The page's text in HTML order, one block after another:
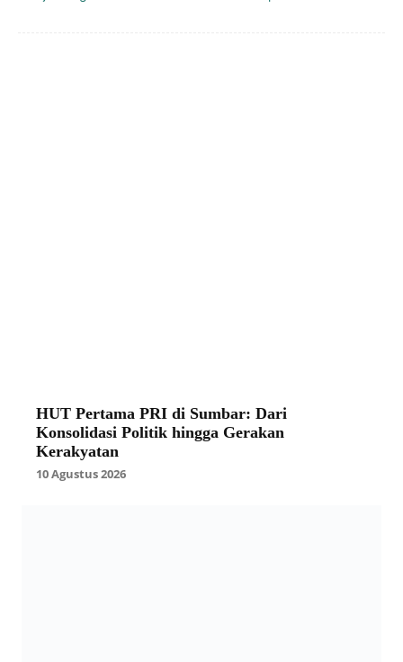
HUT Pertama PRI di Sumbar: Dari
Konsolidasi Politik hingga Gerakan
Kerakyatan
10 Agustus 2026